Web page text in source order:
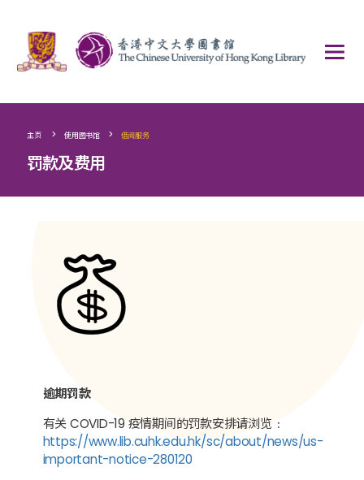
主页 > 使用图书馆 > 借阅服务
罚款及费用
逾期罚款
有关 COVID-19 疫情期间的罚款安排请浏览﹕
https://www.lib.cuhk.edu.hk/sc/about/news/us-
important-notice-280120